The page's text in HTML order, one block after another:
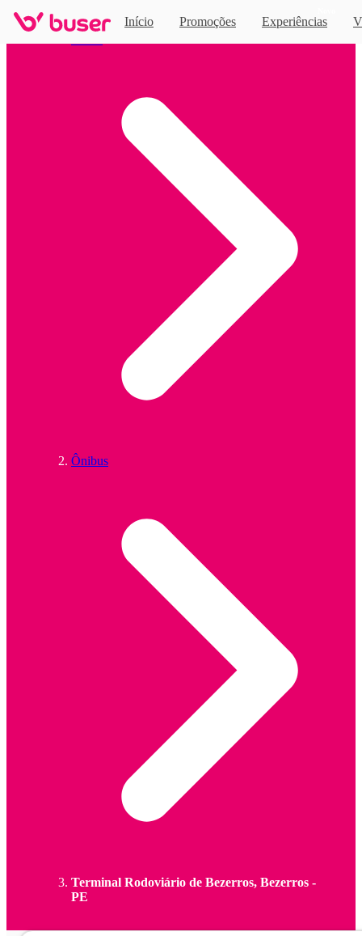
Início Promoções Experiências
Ônibus
Terminal Rodoviário de Bezerros, Bezerros -
PE